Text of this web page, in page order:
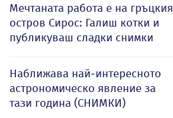
Мечтаната работа е на гръцкия
остров Сирос: Галиш котки и
публикуваш сладки снимки
Наближава най-интересното
астрономическо явление за
тази година (СНИМКИ)